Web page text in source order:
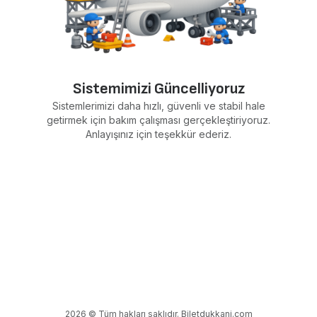
Sistemimizi Güncelliyoruz
Sistemlerimizi daha hızlı, güvenli ve stabil hale
getirmek için bakım çalışması gerçekleştiriyoruz.
Anlayışınız için teşekkür ederiz.
2026 © Tüm hakları saklıdır. Biletdukkani.com